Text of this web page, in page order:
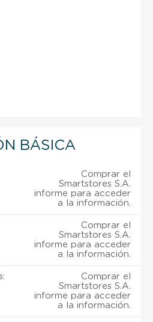
BÁSICA
Comprar el
Smartstores S.A.
informe para acceder
a la información.
Comprar el
Smartstores S.A.
informe para acceder
a la información.
Comprar el
Smartstores S.A.
informe para acceder
a la información.